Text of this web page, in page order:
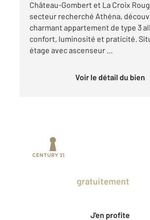
Château-Gombert et La Croix
secteur recherché Athéna,
charmant appartement de type 3
confort, luminosité et praticité.
étage avec ascenseur ...
Voir le détail du bien
gratuitement
J'en profite